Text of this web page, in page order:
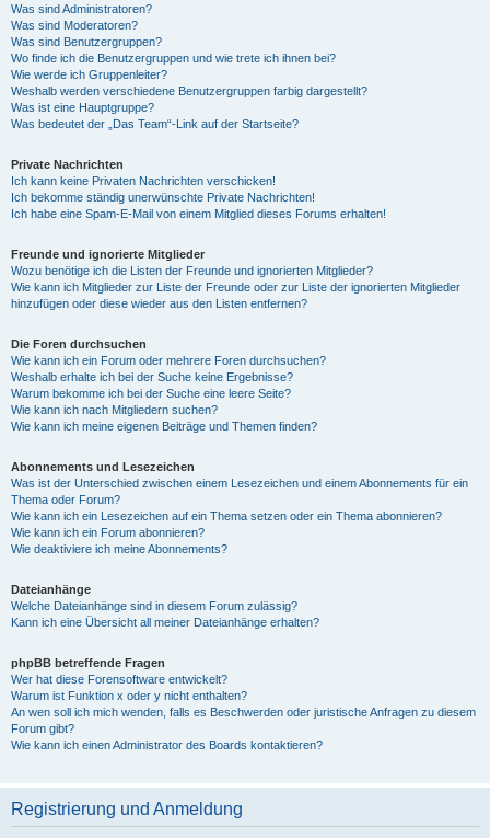
Was sind Administratoren?
Was sind Moderatoren?
Was sind Benutzergruppen?
Wo finde ich die Benutzergruppen und wie trete ich ihnen bei?
Wie werde ich Gruppenleiter?
Weshalb werden verschiedene Benutzergruppen farbig dargestellt?
Was ist eine Hauptgruppe?
Was bedeutet der „Das Team“-Link auf der Startseite?
Private Nachrichten
Ich kann keine Privaten Nachrichten verschicken!
Ich bekomme ständig unerwünschte Private Nachrichten!
Ich habe eine Spam-E-Mail von einem Mitglied dieses Forums erhalten!
Freunde und ignorierte Mitglieder
Wozu benötige ich die Listen der Freunde und ignorierten Mitglieder?
Wie kann ich Mitglieder zur Liste der Freunde oder zur Liste der ignorierten Mitglieder
hinzufügen oder diese wieder aus den Listen entfernen?
Die Foren durchsuchen
Wie kann ich ein Forum oder mehrere Foren durchsuchen?
Weshalb erhalte ich bei der Suche keine Ergebnisse?
Warum bekomme ich bei der Suche eine leere Seite?
Wie kann ich nach Mitgliedern suchen?
Wie kann ich meine eigenen Beiträge und Themen finden?
Abonnements und Lesezeichen
Was ist der Unterschied zwischen einem Lesezeichen und einem Abonnements für ein
Thema oder Forum?
Wie kann ich ein Lesezeichen auf ein Thema setzen oder ein Thema abonnieren?
Wie kann ich ein Forum abonnieren?
Wie deaktiviere ich meine Abonnements?
Dateianhänge
Welche Dateianhänge sind in diesem Forum zulässig?
Kann ich eine Übersicht all meiner Dateianhänge erhalten?
phpBB betreffende Fragen
Wer hat diese Forensoftware entwickelt?
Warum ist Funktion x oder y nicht enthalten?
An wen soll ich mich wenden, falls es Beschwerden oder juristische Anfragen zu diesem
Forum gibt?
Wie kann ich einen Administrator des Boards kontaktieren?
Registrierung und Anmeldung